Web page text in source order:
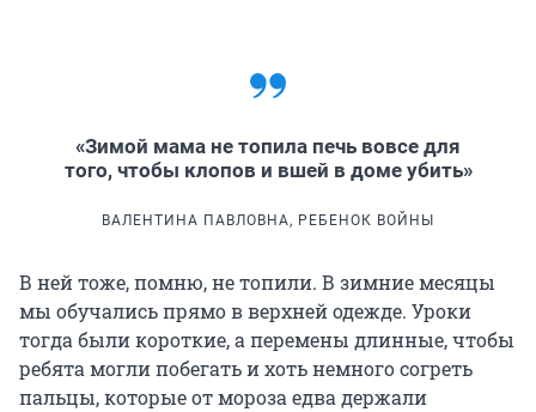
«Зимой мама не топила печь вовсе для
того, чтобы клопов и вшей в доме убить»
ВАЛЕНТИНА ПАВЛОВНА, РЕБЕНОК ВОЙНЫ
В ней тоже, помню, не топили. В зимние месяцы
мы обучались прямо в верхней одежде. Уроки
тогда были короткие, а перемены длинные, чтобы
ребята могли побегать и хоть немного согреть
пальцы, которые от мороза едва держали